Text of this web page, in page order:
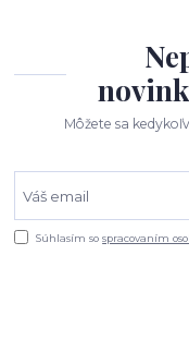
Môžete sa
Súhlasím sospracovaním